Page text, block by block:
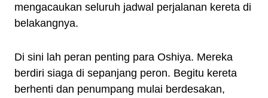
mengacaukan seluruh jadwal perjalanan kereta di
belakangnya.
Di sini lah peran penting para Oshiya. Mereka
berdiri siaga di sepanjang peron. Begitu kereta
berhenti dan penumpang mulai berdesakan,